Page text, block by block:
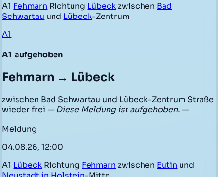
A1 Fehmarn Richtung Lübeck zwischen Bad
Schwartau und Lübeck-Zentrum
A1
A1 aufgehoben
Fehmarn → Lübeck
zwischen Bad Schwartau und Lübeck-Zentrum Straße
wieder frei — Diese Meldung ist aufgehoben. —
Meldung
04.08.26, 12:00
A1 Lübeck Richtung Fehmarn zwischen Eutin und